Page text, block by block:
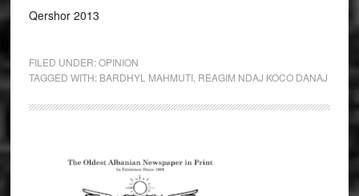
Qershor 2013
FILED UNDER:OPINION
TAGGED WITH: BARDHYL MAHMUTI, REAGIM NDAJ KOCO DANAJ